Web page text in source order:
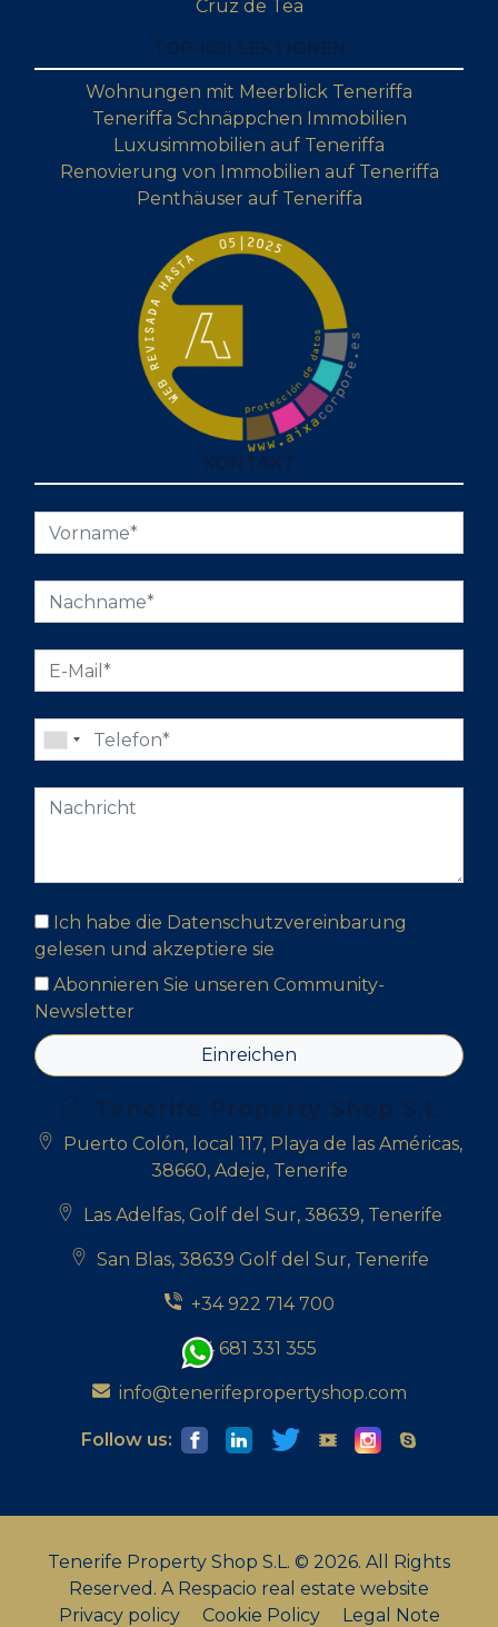
Cruz de Tea
Wohnungen mit Meerblick Teneriffa
Teneriffa Schnäppchen Immobilien
Luxusimmobilien auf Teneriffa
Renovierung von Immobilien auf Teneriffa
Penthäuser auf Teneriffa
Ich habe die Datenschutzvereinbarung
gelesen und akzeptiere sie
Abonnieren Sie unseren Community-
Newsletter
Einreichen
Puerto Colón, local 117, Playa de las Américas,
38660, Adeje, Tenerife
Las Adelfas, Golf del Sur, 38639, Tenerife
San Blas, 38639 Golf del Sur, Tenerife
+34 922 714 700
+34 681 331 355
info@tenerifepropertyshop.com
Follow us:
Tenerife Property Shop S.L. © 2026. All Rights
Reserved. A Respacio real estate website
Privacy policy
Cookie Policy Legal Note